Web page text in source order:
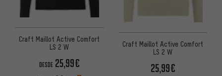
Craft Maillot Active Comfort
LS 2 W
DESDE 25,99€
Craft Maillot Active Comfort
LS 2 W
25,99€